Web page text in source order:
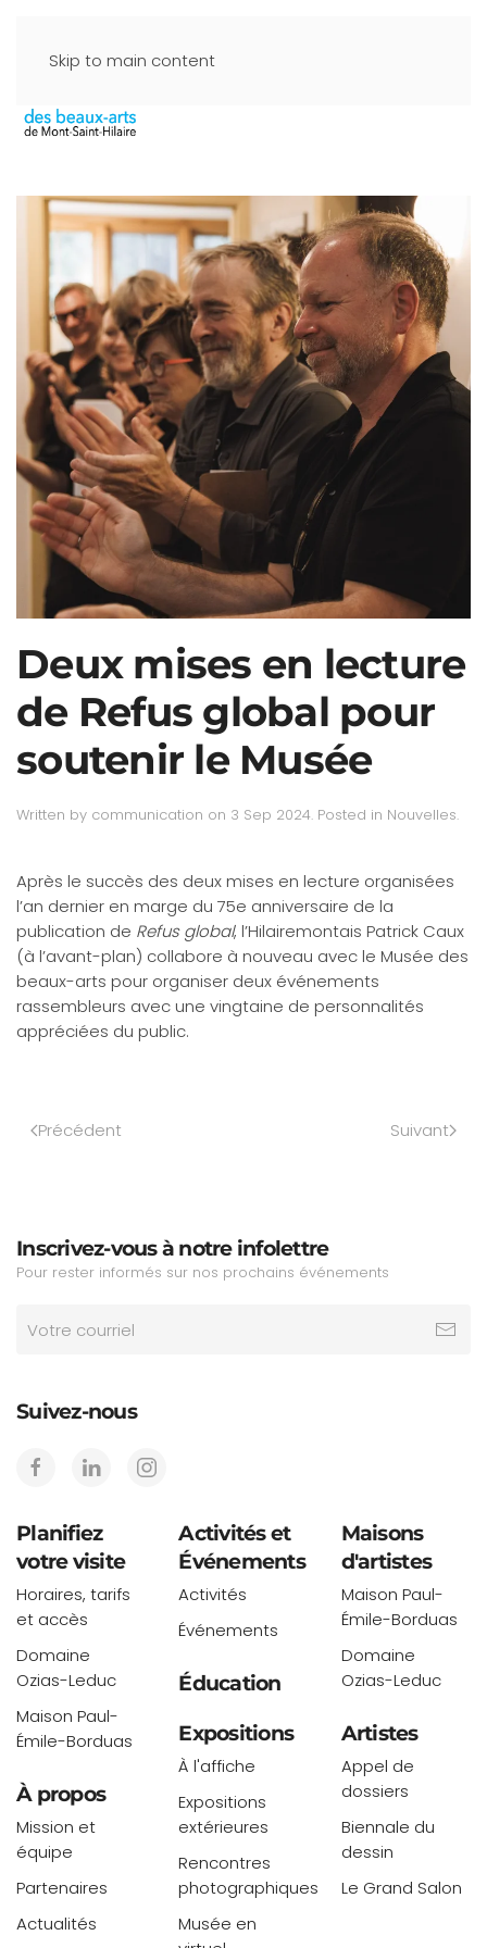
Skip to main content
Deux mises en lecture
de Refus global pour
soutenir le Musée
Written by communication on 3 Sep 2024. Posted in Nouvelles.
Après le succès des deux mises en lecture organisées
l’an dernier en marge du 75e anniversaire de la
publication de Refus global, l’Hilairemontais Patrick Caux
(à l’avant-plan) collabore à nouveau avec le Musée des
beaux-arts pour organiser deux événements
rassembleurs avec une vingtaine de personnalités
appréciées du public.
Précédent Suivant
Inscrivez-vous à notre infolettre
Pour rester informés sur nos prochains événements
Suivez-nous
Planifiez
votre visite
Horaires, tarifs
et accès
Domaine
Ozias-Leduc
Maison Paul-
Émile-Borduas
À propos
Mission et
équipe
Partenaires
Actualités
Activités et
Événements
Activités
Événements
Éducation
Expositions
À l'affiche
Expositions
extérieures
Rencontres
photographiques
Musée en
Maisons
d'artistes
Maison Paul-
Émile-Borduas
Domaine
Ozias-Leduc
Artistes
Appel de
dossiers
Biennale du
dessin
Le Grand Salon